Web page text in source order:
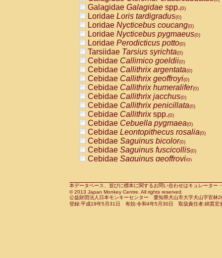
AtelidaeAtelesspp.(0)
Atelidae Lagothrix lagothricha
AtelidaeLagothrix lagothricha cana
PitheciidaeCacajao calvus
PitheciidaeCallicebus cupreus
PitheciidaeCallicebus donacophilus
PitheciidaeCallicebus moloch
PitheciidaeCallicebus torquatus
PitheciidaeCallicebusspp.(0)
PitheciidaeChiropotes satanas(0)
PitheciidaePithecia monachus
PitheciidaePithecia pithecia(0)
CercopithecidaeCercocebus agilis
CercopithecidaeCercocebus
CercopithecidaeCercocebus
CercopithecidaeCercocebus
CercopithecidaeCercocebus
CercopithecidaeCercocebushybrid
CercopithecidaePapio anubis(0)
CercopithecidaePapio cynocephalus
CercopithecidaePapio hamadryas(0)
Galagidae Galagidae spp.(0)
Loridae Loris tardigradus(0)
Loridae Nycticebus coucang(0)
Loridae Nycticebus pygmaeus(0)
Loridae Perodicticus potto(0)
Tarsiidae Tarsius syrichta(0)
Cebidae Callimico goeldii(0)
Cebidae Callithrix argentata(0)
Cebidae Callithrix geoffroyi(0)
Cebidae Callithrix humeralifer(0)
Cebidae Callithrix jacchus(0)
Cebidae Callithrix penicillata(0)
Cebidae Callithrixspp.(0)
Cebidae Cebuella pygmaea(0)
Cebidae Leontopithecus rosalia(0)
Cebidae Saguinus bicolor(0)
Cebidae Saguinus fuscicollis(0)
Cebidae Saguinus geoffroyi(0)
CebidaeSaguinus leucopus(0)
CebidaeSaguinus midas(0)
Cebidae Saguinus mystax(0)
本データベース、並びに標本に関するお問い合わせはキュレータ
© 2013 Japan Monkey Centre. All rights reserved.
公益財団法人日本モンキーセンター 愛知県犬山市大字犬山字官
登録:平成19年5月31日 有効:令和4年5月30日 取扱責任者:綿貫宏